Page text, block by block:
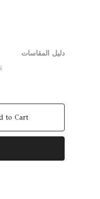
دليل المقاسات
to Cart